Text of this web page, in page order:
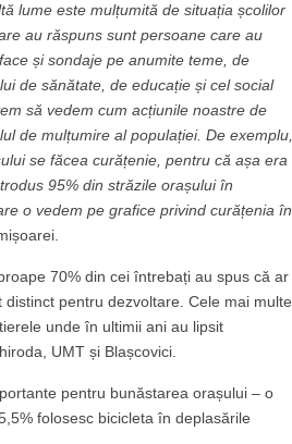
lume este mulțumită de situația școlilor
au răspuns sunt persoane care au
și sondaje pe anumite teme, de
de sănătate, de educație și cel social
să vedem cum acțiunile noastre de
de mulțumire al populației. De exemplu,
se făcea curățenie, pentru că așa era
95% din străzile orașului în
o vedem pe grafice privind curățenia în
70% din cei întrebați au spus că ar
pentru dezvoltare. Cele mai multe
unde în ultimii ani au lipsit
UMT și Blașcovici.
pentru bunăstarea orașului – o
folosesc bicicleta în deplasările